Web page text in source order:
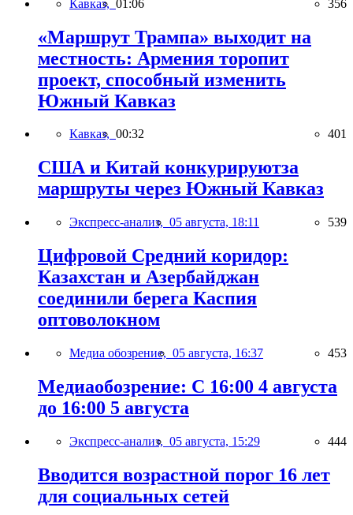
Кавказ, 01:06 356
«Маршрут Трампа» выходит на
местность: Армения торопит
проект, способный изменить
Южный Кавказ
Кавказ, 00:32 401
США и Китай конкурируютза
маршруты через Южный Кавказ
Экспресс-анализ, 05 августа, 18:11 539
Цифровой Средний коридор:
Казахстан и Азербайджан
соединили берега Каспия
оптоволокном
Медиа обозрение, 05 августа, 16:37 453
Медиаобозрение: С 16:00 4 августа
до 16:00 5 августа
Экспресс-анализ, 05 августа, 15:29 444
Вводится возрастной порог 16 лет
для социальных сетей